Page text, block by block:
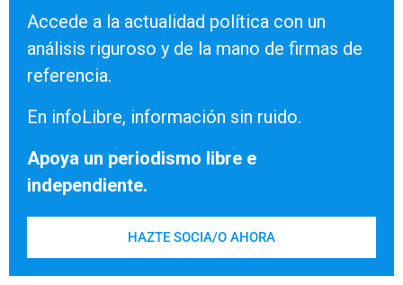
Accede a la actualidad política con un
análisis riguroso y de la mano de firmas de
referencia.
En infoLibre, información sin ruido.
Apoya un periodismo libre e
independiente.
HAZTE SOCIA/O AHORA